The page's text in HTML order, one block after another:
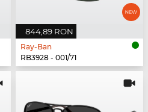
844,89 RON
Ray-Ban
RB3928 - 001/71